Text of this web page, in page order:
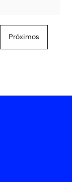
Próximos